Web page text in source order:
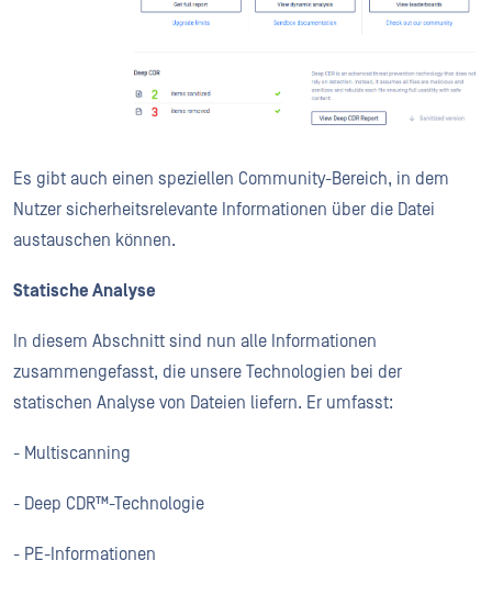
Es gibt auch einen speziellen Community-Bereich, in dem
Nutzer sicherheitsrelevante Informationen über die Datei
austauschen können.
Statische Analyse
In diesem Abschnitt sind nun alle Informationen
zusammengefasst, die unsere Technologien bei der
statischen Analyse von Dateien liefern. Er umfasst:
- Multiscanning
- Deep CDR™-Technologie
- PE-Informationen